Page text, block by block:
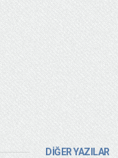
DİĞER YAZILAR